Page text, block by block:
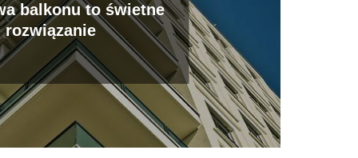
balkonu to świetne
rozwiązanie